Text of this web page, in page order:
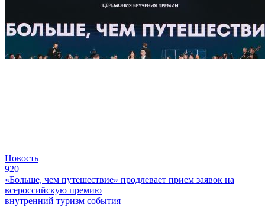
Новость
920
«Больше, чем путешествие» продлевает прием заявок на
всероссийскую премию
внутренний туризм события